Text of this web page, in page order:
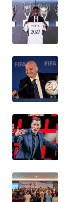
WAHANANEWS
CO ID
WAHANANEWS
WAHANA
SPORT
WAHANA
UMKM
WAHANA
WAHANA